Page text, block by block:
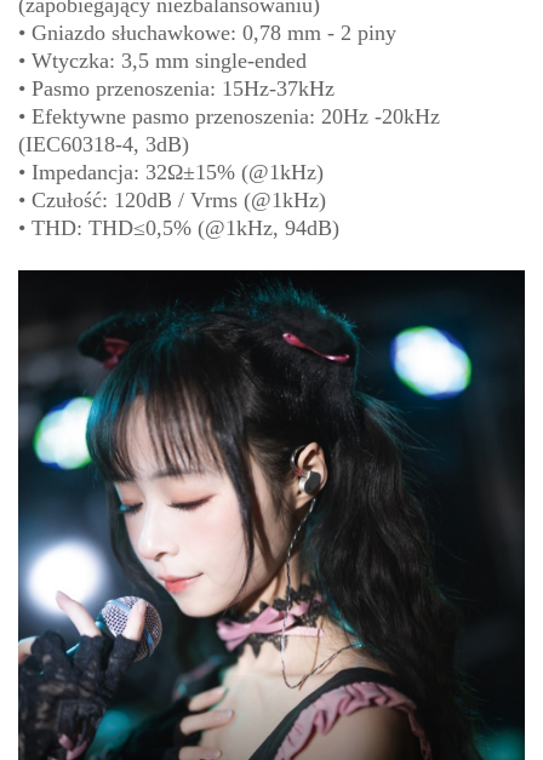
(zapobiegający niezbalansowaniu)
• Gniazdo słuchawkowe: 0,78 mm - 2 piny
• Wtyczka: 3,5 mm single-ended
• Pasmo przenoszenia: 15Hz-37kHz
• Efektywne pasmo przenoszenia: 20Hz -20kHz
(IEC60318-4, 3dB)
• Impedancja: 32Ω±15% (@1kHz)
• Czułość: 120dB / Vrms (@1kHz)
• THD: THD≤0,5% (@1kHz, 94dB)